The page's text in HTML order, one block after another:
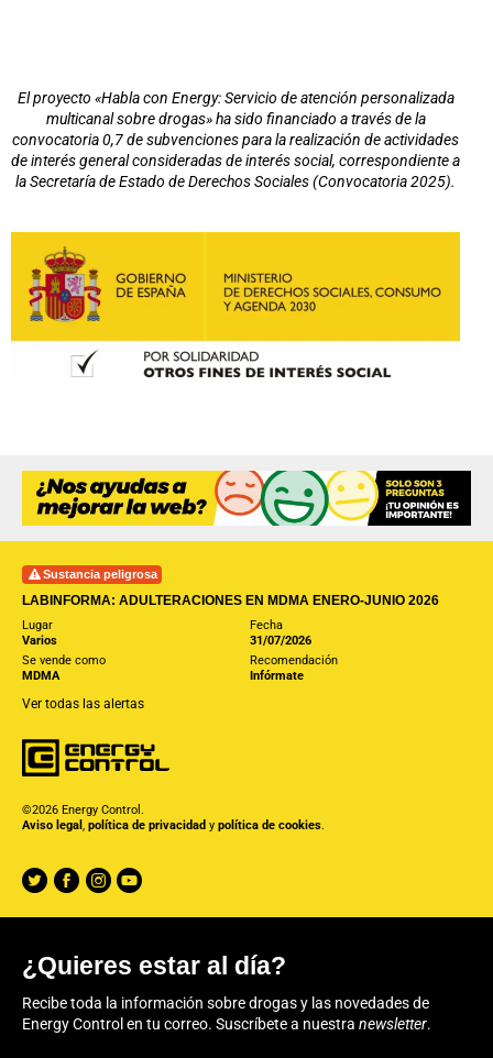
El proyecto «Habla con Energy: Servicio de atención personalizada
multicanal sobre drogas» ha sido financiado a través de la
convocatoria 0,7 de subvenciones para la realización de actividades
de interés general consideradas de interés social, correspondiente a
la Secretaría de Estado de Derechos Sociales (Convocatoria 2025).
Sustancia peligrosa
LABINFORMA: ADULTERACIONES EN MDMA ENERO-JUNIO 2026
Lugar
Varios
Fecha
31/07/2026
Se vende como
MDMA
Recomendación
Infórmate
Ver todas las alertas
©2026 Energy Control.
Aviso legal , política de privacidad y política de cookies.
¿Quieres estar al día?
Recibe toda la información sobre drogas y las novedades de
Energy Control en tu correo. Suscríbete a nuestra newsletter.